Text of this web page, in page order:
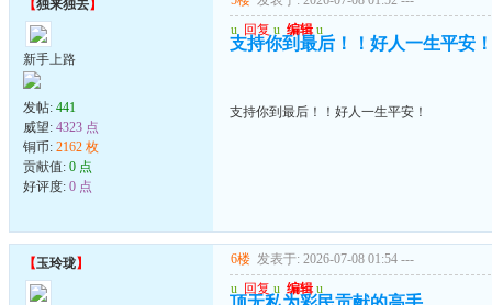
【独来独去】
新手上路
发帖: 441
威望: 4323 点
铜币: 2162 枚
贡献值: 0 点
好评度: 0 点
u 回复 u 编辑 u
支持你到最后！！好人一生平安！
支持你到最后！！好人一生平安！
【玉玲珑】 6楼 发表于: 2026-07-08 01:54 ---
u 回复 u 编辑 u